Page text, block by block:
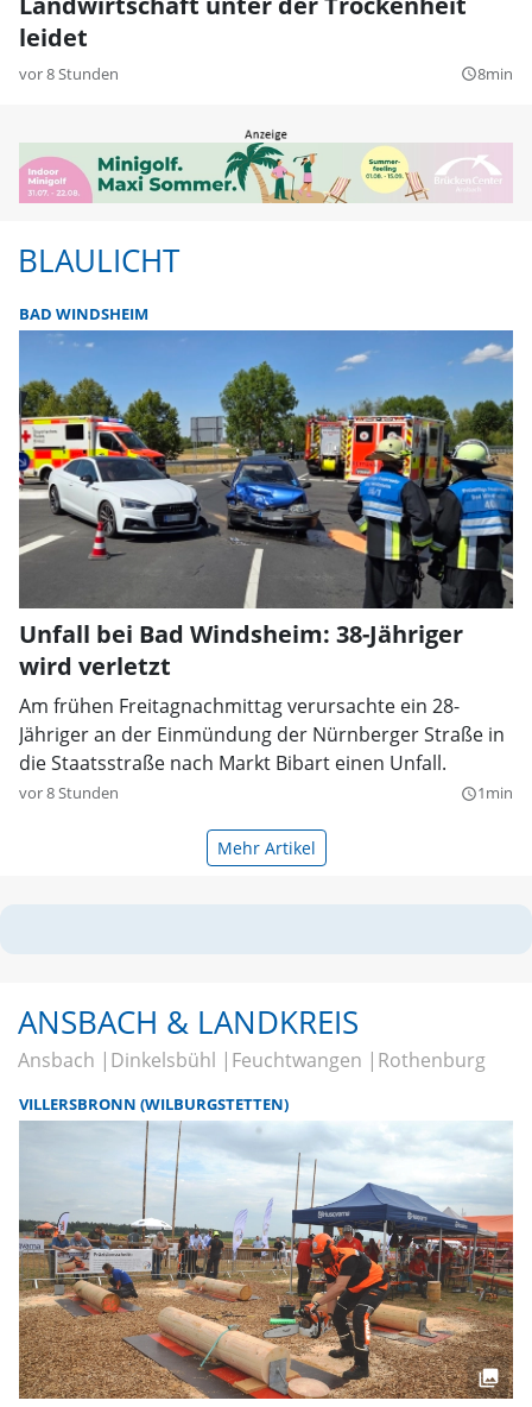
leidet
vor 8 Stunden query_builder8min
BLAULICHT
BAD WINDSHEIM
Unfall bei Bad Windsheim: 38-Jähriger
wird verletzt
Am frühen Freitagnachmittag verursachte ein 28-
Jähriger an der Einmündung der Nürnberger Straße in
die Staatsstraße nach Markt Bibart einen Unfall.
vor 8 Stunden query_builder1min
Mehr Artikel
ANSBACH & LANDKREIS
Ansbach Dinkelsbühl Feuchtwangen Rothenburg
VILLERSBRONN (WILBURGSTETTEN)